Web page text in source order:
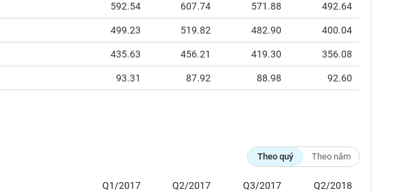
592.54 607.74 571.88 492.64
499.23 519.82 482.90 400.04
435.63 456.21 419.30 356.08
93.31 87.92 88.98 92.60
Theo quý Theo năm
Q1/2017 Q2/2017 Q3/2017 Q2/2018